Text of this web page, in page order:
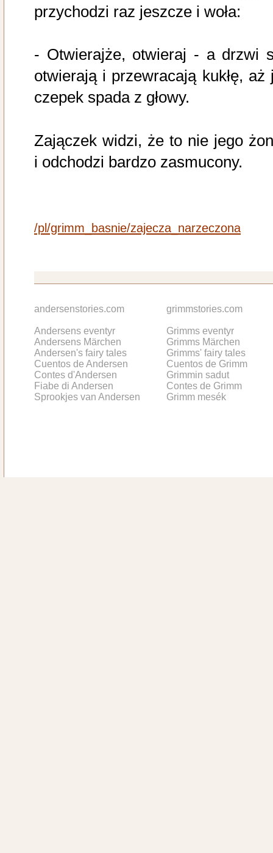
przychodzi raz jeszcze i woła:
- Otwierajże, otwieraj - a drzwi
otwierają i przewracają kukłę, aż
czepek spada z głowy.
Zajączek widzi, że to nie jego
i odchodzi bardzo zasmucony.
/pl/grimm_basnie/zajecza_narzeczona
andersenstories.com
Andersens eventyr
Andersens Märchen
Andersen's fairy tales
Cuentos de Andersen
Contes d'Andersen
Fiabe di Andersen
Sprookjes van Andersen
grimmstories.com
Grimms eventyr
Grimms Märchen
Grimms' fairy tales
Cuentos de Grimm
Grimmin sadut
Contes de Grimm
Grimm mesék